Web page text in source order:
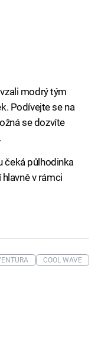
modrý tým
Podívejte se na
se dozvíte
čeká půlhodinka
v rámci
COOL WAVE